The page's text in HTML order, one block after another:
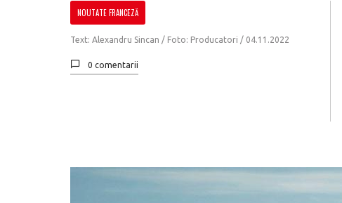
NOUTATE FRANCEZĂ
Text: Alexandru Sincan / Foto: Producatori / 04.11.2022
0 comentarii